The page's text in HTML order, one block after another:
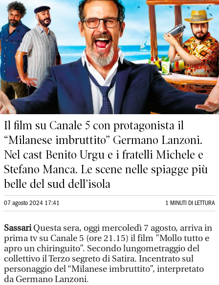
Il film su Canale 5 con protagonista il
“Milanese imbruttito” Germano Lanzoni.
Nel cast Benito Urgu e i fratelli Michele e
Stefano Manca. Le scene nelle spiagge più
belle del sud dell’isola
07 agosto 2024 17:41 1 MINUTI DI LETTURA
SassariQuesta sera, oggi mercoledì 7 agosto, arriva in
prima tv su Canale 5 (ore 21.15) il film "Mollo tutto e
apro un chiringuito”. Secondo lungometraggio del
collettivo il Terzo segreto di Satira. Incentrato sul
personaggio del “Milanese imbruttito”, interpretato
da Germano Lanzoni.